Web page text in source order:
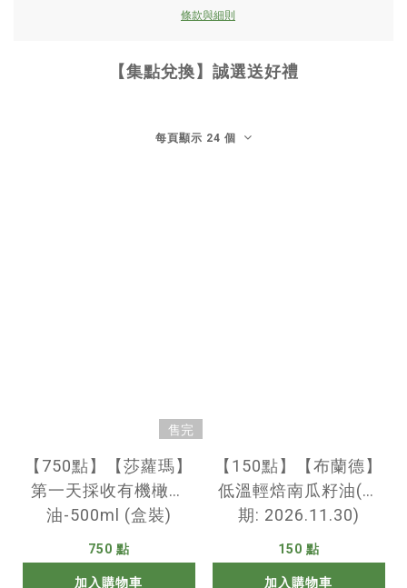
條款與細則
【集點兌換】誠選送好禮
每頁顯示 24 個
售完
【750點】【莎蘿瑪】
第一天採收有機橄欖
油-500ml (盒裝)
750 點
加入購物車
【150點】【布蘭德】
低溫輕焙南瓜籽油(效
期: 2026.11.30)
150 點
加入購物車